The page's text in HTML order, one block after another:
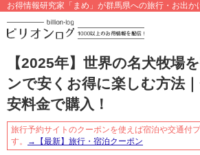
お得情報研究家「まめ」が群馬県への旅行・お出か
【2025年】世界の名犬牧場
ンで安くお得に楽しむ方法
安料金で購入！
旅行予約サイトのクーポンを使えば宿泊や交通付
す。
→【最新】旅行・宿泊クーポン